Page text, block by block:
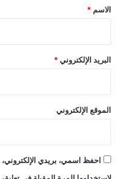
*
الاسم *
البريد الإلكتروني *
الموقع الإلكتروني
احفظ اسمي، بريدي الإلكتروني،